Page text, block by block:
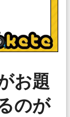
お題
のが